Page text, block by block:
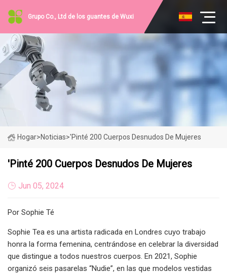
Grupo Co., Ltd de los guantes de Wuxi
Hogar>Noticias>'Pinté 200 Cuerpos Desnudos De Mujeres
'Pinté 200 Cuerpos Desnudos De Mujeres
Jun 05, 2024
Por Sophie Té
Sophie Tea es una artista radicada en Londres cuyo trabajo
honra la forma femenina, centrándose en celebrar la diversidad
que distingue a todos nuestros cuerpos. En 2021, Sophie
organizó seis pasarelas “Nudie”, en las que modelos vestidas